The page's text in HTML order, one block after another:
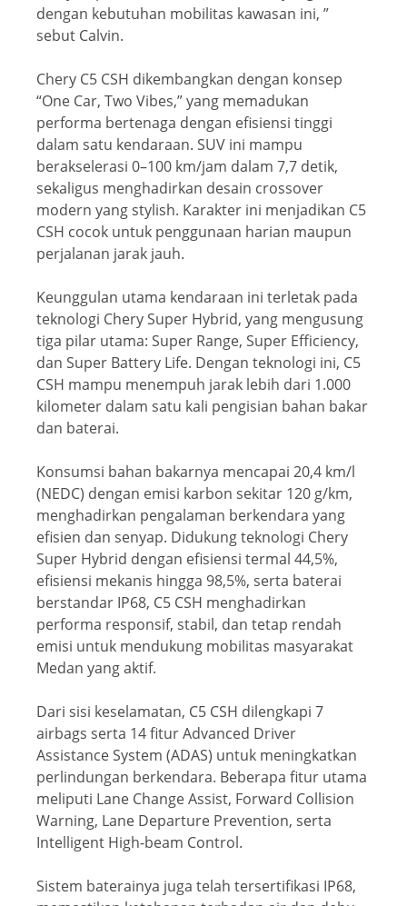
dengan kebutuhan mobilitas kawasan ini, ”
sebut Calvin.
Chery C5 CSH dikembangkan dengan konsep
“One Car, Two Vibes,” yang memadukan
performa bertenaga dengan efisiensi tinggi
dalam satu kendaraan. SUV ini mampu
berakselerasi 0–100 km/jam dalam 7,7 detik,
sekaligus menghadirkan desain crossover
modern yang stylish. Karakter ini menjadikan C5
CSH cocok untuk penggunaan harian maupun
perjalanan jarak jauh.
Keunggulan utama kendaraan ini terletak pada
teknologi Chery Super Hybrid, yang mengusung
tiga pilar utama: Super Range, Super Efficiency,
dan Super Battery Life. Dengan teknologi ini, C5
CSH mampu menempuh jarak lebih dari 1.000
kilometer dalam satu kali pengisian bahan bakar
dan baterai.
Konsumsi bahan bakarnya mencapai 20,4 km/l
(NEDC) dengan emisi karbon sekitar 120 g/km,
menghadirkan pengalaman berkendara yang
efisien dan senyap. Didukung teknologi Chery
Super Hybrid dengan efisiensi termal 44,5%,
efisiensi mekanis hingga 98,5%, serta baterai
berstandar IP68, C5 CSH menghadirkan
performa responsif, stabil, dan tetap rendah
emisi untuk mendukung mobilitas masyarakat
Medan yang aktif.
Dari sisi keselamatan, C5 CSH dilengkapi 7
airbags serta 14 fitur Advanced Driver
Assistance System (ADAS) untuk meningkatkan
perlindungan berkendara. Beberapa fitur utama
meliputi Lane Change Assist, Forward Collision
Warning, Lane Departure Prevention, serta
Intelligent High-beam Control.
Sistem baterainya juga telah tersertifikasi IP68,